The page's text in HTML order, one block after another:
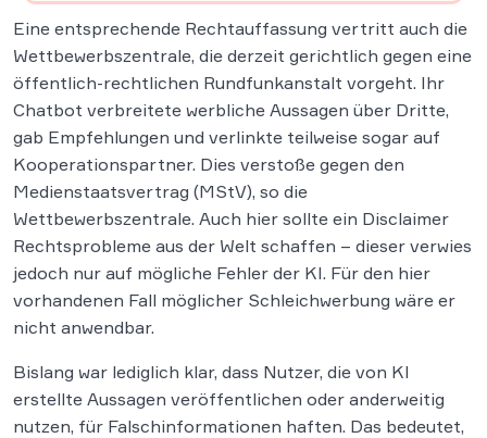
Eine entsprechende Rechtauffassung vertritt auch die
Wettbewerbszentrale, die derzeit gerichtlich gegen eine
öffentlich-rechtlichen Rundfunkanstalt vorgeht. Ihr
Chatbot verbreitete werbliche Aussagen über Dritte,
gab Empfehlungen und verlinkte teilweise sogar auf
Kooperationspartner. Dies verstoße gegen den
Medienstaatsvertrag (MStV), so die
Wettbewerbszentrale. Auch hier sollte ein Disclaimer
Rechtsprobleme aus der Welt schaffen – dieser verwies
jedoch nur auf mögliche Fehler der KI. Für den hier
vorhandenen Fall möglicher Schleichwerbung wäre er
nicht anwendbar.
Bislang war lediglich klar, dass Nutzer, die von KI
erstellte Aussagen veröffentlichen oder anderweitig
nutzen, für Falschinformationen haften. Das bedeutet,